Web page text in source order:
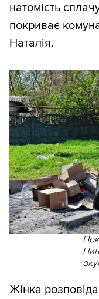
натомість
покриває
Наталія.
Жінка